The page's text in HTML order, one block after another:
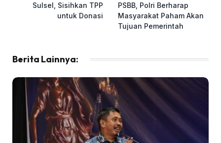
Sulsel, Sisihkan TPP
untuk Donasi
PSBB, Polri Berharap
Masyarakat Paham Akan
Tujuan Pemerintah
Berita Lainnya: